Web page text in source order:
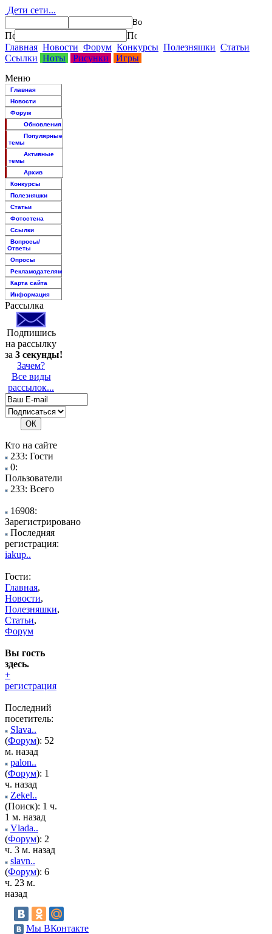
Дети сети...
Главная Новости Форум Конкурсы Полезняшки Статьи
Ссылки Ноты Рисунки
Игры
Меню
Главная
Новости
Форум
Обновления
Популярные
темы
Активные
темы
Архив
Конкурсы
Полезняшки
Статьи
Фотостена
Ссылки
Вопросы/
Ответы
Опросы
Рекламодателям
Карта сайта
Информация
Рассылка
Подпишись
на рассылку
за 3 секунды!
Зачем?
Все виды
рассылок...
Кто на сайте
233: Гости
0:
Пользователи
233: Всего
16908:
Зарегистрировано
Последняя
регистрация:
iakup..
Гости:
Главная,
Новости,
Полезняшки,
Статьи,
Форум
Вы гость
здесь.
+
регистрация
Последний
посетитель:
Slava..
(Форум): 52
м. назад
palon..
(Форум): 1
ч. назад
Zekel..
(Поиск): 1 ч.
1 м. назад
Vlada..
(Форум): 2
ч. 3 м. назад
slavn..
(Форум): 6
ч. 23 м.
назад
Мы ВКонтакте